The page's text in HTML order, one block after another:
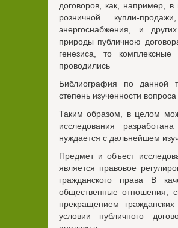
договоров, как, например,
розничной купли-
энергоснабжения, и
природы публичною
генезиса, то
проводились
Библиография по данной
степень изученности
Таким образом, в целом
исследования
нуждается с дальнейшем
Предмет и объест
является правовое
гражданского права В
общественные отношения,
прекращением
условии публичного